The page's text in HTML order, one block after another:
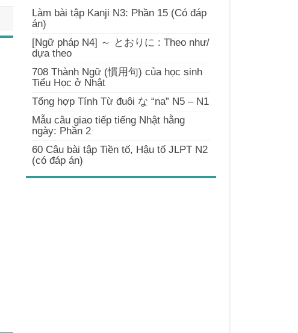
Làm bài tập Kanji N3: Phần 15 (Có đáp
án)
[Ngữ pháp N4] ～ とおりに : Theo như/
dựa theo
708 Thành Ngữ (慣用句) của học sinh
Tiểu Học ở Nhật
Tổng hợp Tính Từ đuôi な “na” N5 – N1
Mẫu câu giao tiếp tiếng Nhật hằng
ngày: Phần 2
60 Câu bài tập Tiền tố, Hậu tố JLPT N2
(có đáp án)